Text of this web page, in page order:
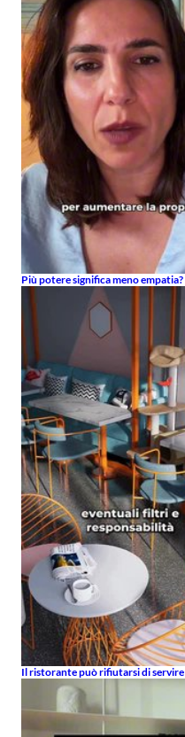
Più potere significa meno empatia?
Il ristorante può rifiutarsi di